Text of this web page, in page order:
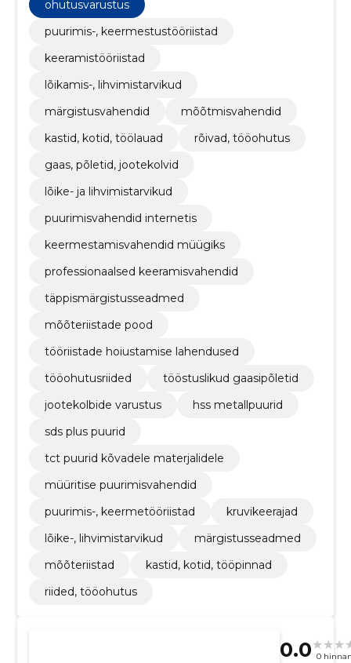
jootekolvid, lõike- ja lihvimistarvikud
ohutusvarustus
puurimis-, keermestustööriistad
keeramistööriistad
lõikamis-, lihvimistarvikud
märgistusvahendid
mõõtmisvahendid
kastid, kotid, töölauad
rõivad, tööohutus
gaas, põletid, jootekolvid
lõike- ja lihvimistarvikud
puurimisvahendid internetis
keermestamisvahendid müügiks
professionaalsed keeramisvahendid
täppismärgistusseadmed
mõõteriistade pood
tööriistade hoiustamise lahendused
tööohutusriided
tööstuslikud gaasipõletid
jootekolbide varustus
hss metallpuurid
sds plus puurid
tct puurid kõvadele materjalidele
müüritise puurimisvahendid
puurimis-, keermetööriistad
kruvikeerajad
lõike-, lihvimistarvikud
märgistusseadmed
mõõteriistad
kastid, kotid, tööpinnad
riided, tööohutus
0.0 0